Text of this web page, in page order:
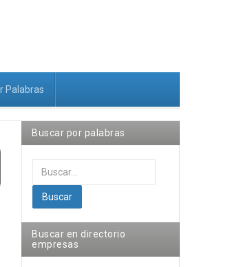
Palabras
Buscar por palabras
Buscar...
Buscar
Buscar en directorio
empresas